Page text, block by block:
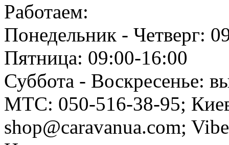
Работаем:
Понедельник - Четверг:
Пятница: 09:00-16:00
Суббота - Воскресенье:
МТС: 050-516-38-95;
shop@caravanua.com;